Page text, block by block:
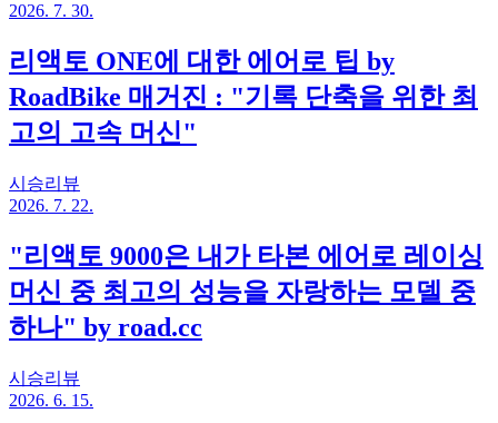
2026. 7. 30.
리액토 ONE에 대한 에어로 팁 by
RoadBike 매거진 : "기록 단축을 위한 최
고의 고속 머신"
시승리뷰
2026. 7. 22.
"리액토 9000은 내가 타본 에어로 레이싱
머신 중 최고의 성능을 자랑하는 모델 중
하나" by road.cc
시승리뷰
2026. 6. 15.